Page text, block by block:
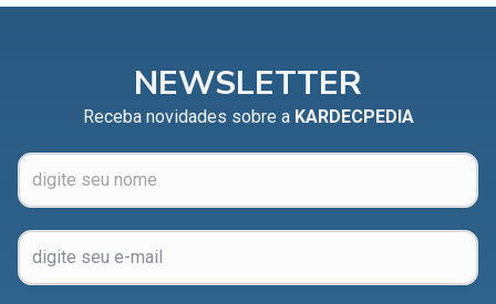
NEWSLETTER
Receba novidades sobre a KARDECPEDIA